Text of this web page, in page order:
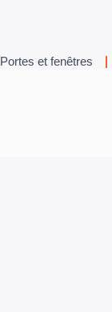
Portes et fenêtres